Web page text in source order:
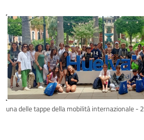
una delle tappe della mobilità internazionale - 2